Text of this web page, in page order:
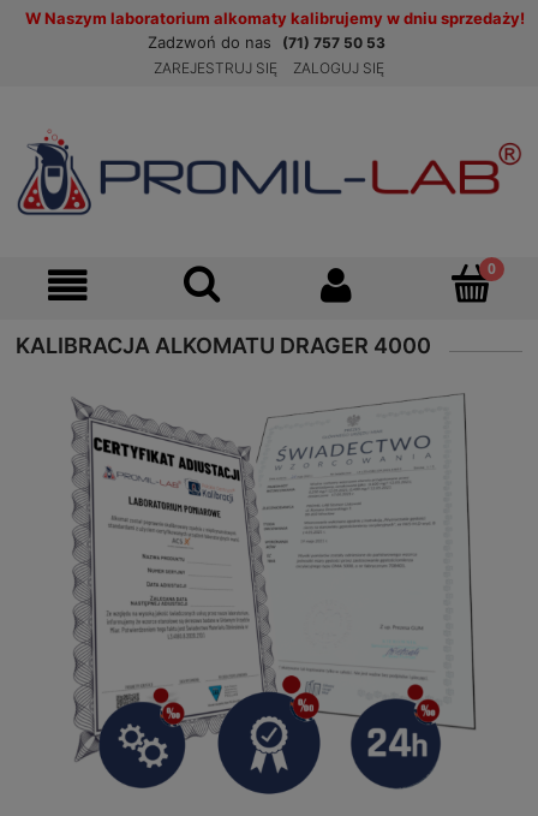
W Naszym laboratorium alkomaty kalibrujemy w dniu sprzedaży!
Zadzwoń do nas
(71) 757 50 53
ZAREJESTRUJ SIĘ
ZALOGUJ SIĘ
KALIBRACJA ALKOMATU DRAGER 4000